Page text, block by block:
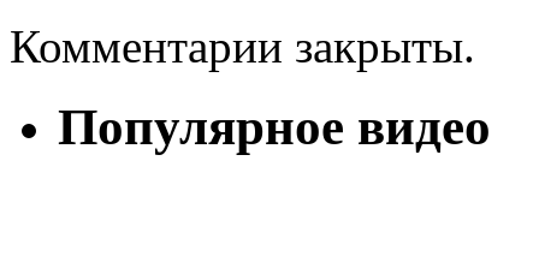
Комментарии закрыты.
Популярное видео